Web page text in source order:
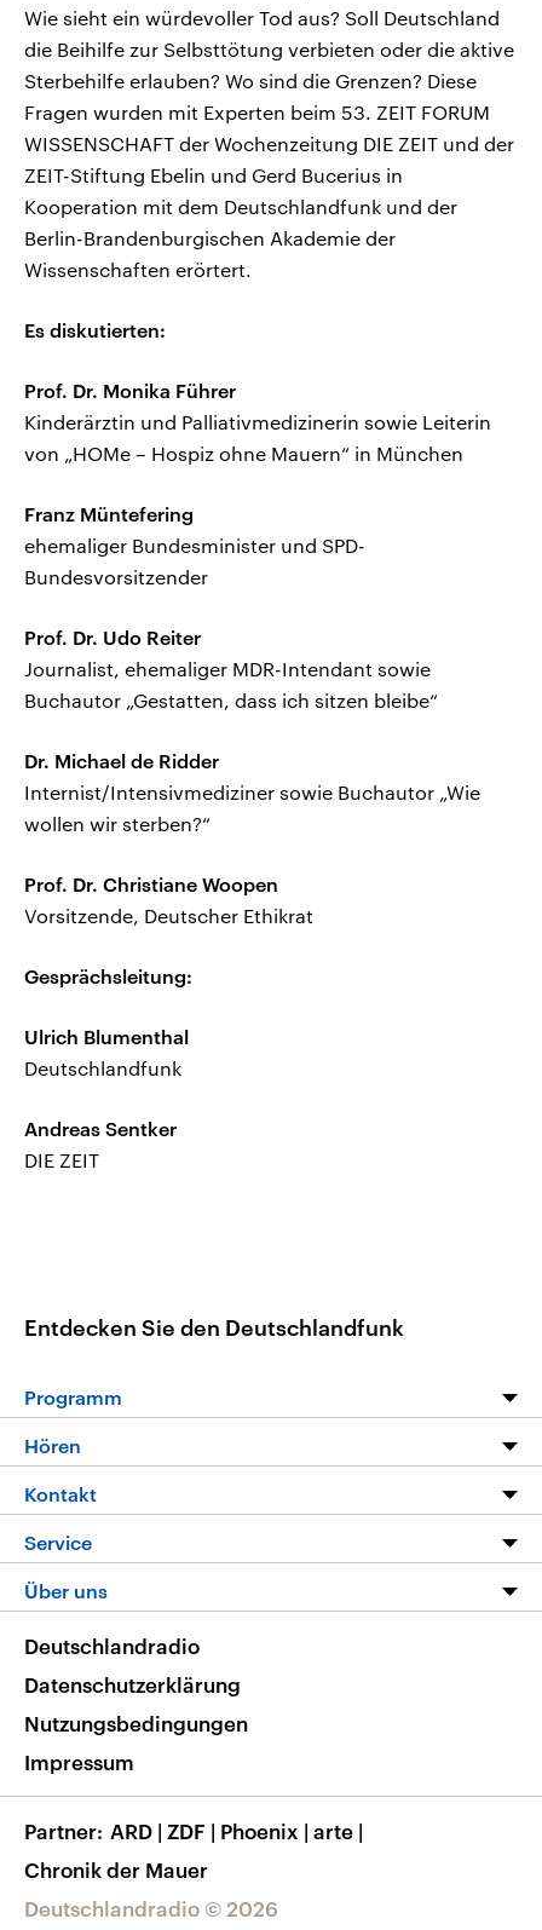
Wie sieht ein würdevoller Tod aus? Soll Deutschland
die Beihilfe zur Selbsttötung verbieten oder die aktive
Sterbehilfe erlauben? Wo sind die Grenzen? Diese
Fragen wurden mit Experten beim 53. ZEIT FORUM
WISSENSCHAFT der Wochenzeitung DIE ZEIT und der
ZEIT-Stiftung Ebelin und Gerd Bucerius in
Kooperation mit dem Deutschlandfunk und der
Berlin-Brandenburgischen Akademie der
Wissenschaften erörtert.
Es diskutierten:
Prof. Dr. Monika Führer
Kinderärztin und Palliativmedizinerin sowie Leiterin
von „HOMe – Hospiz ohne Mauern“ in München
Franz Müntefering
ehemaliger Bundesminister und SPD-
Bundesvorsitzender
Prof. Dr. Udo Reiter
Journalist, ehemaliger MDR-Intendant sowie
Buchautor „Gestatten, dass ich sitzen bleibe“
Dr. Michael de Ridder
Internist/Intensivmediziner sowie Buchautor „Wie
wollen wir sterben?“
Prof. Dr. Christiane Woopen
Vorsitzende, Deutscher Ethikrat
Gesprächsleitung:
Ulrich Blumenthal
Deutschlandfunk
Andreas Sentker
DIE ZEIT
Entdecken Sie den Deutschlandfunk
Programm
Programm
Die Nachrichten
Nachrichtenleicht
Neue Beiträge auf dlf.de
Hören
Livestream
Podcasts
Deutschlandfunk App
Nachrichten App
Frequenzen
Kontakt
Hörerservice
Service
FAQ
Veranstaltungen
Musikliste
RSS
Über uns
Barrierefreiheit
Deutschlandradio © 2026
Deutschlandradio
Datenschutzerklärung
Nutzungsbedingungen
Impressum
Partner ARD | ZDF | Phoenix | arte |
Chronik der Mauer